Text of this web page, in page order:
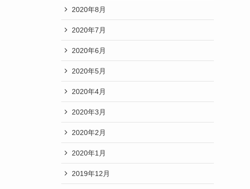
2020年8月
2020年7月
2020年6月
2020年5月
2020年4月
2020年3月
2020年2月
2020年1月
2019年12月